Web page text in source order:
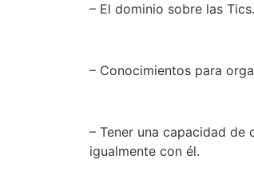
– El dominio sobre las Tics.
– Conocimientos para
– Tener una capacidad
igualmente con él.